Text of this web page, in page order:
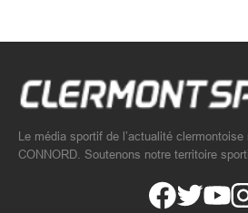
Le média sportif de l’actualité
CONNORD. Soutenons notre territoire